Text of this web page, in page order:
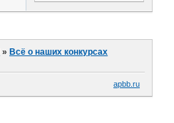
»Всё о наших конкурсах
apbb.ru